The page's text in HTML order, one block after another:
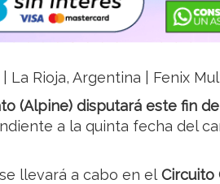
| La Rioja, Argentina | Fenix
(Alpine) disputará este fin
a la quinta fecha del
llevará a cabo en el Circuito